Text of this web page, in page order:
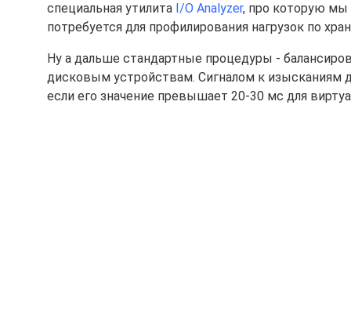
специальная утилита I/O Analyzer, про которую
потребуется для профилирования нагрузок по
Ну а дальше стандартные процедуры -
дисковым устройствам. Сигналом к изысканиям
если его значение превышает 20-30 мс для